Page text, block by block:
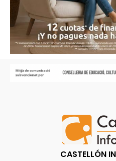
CASTELLÓN